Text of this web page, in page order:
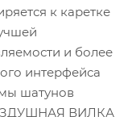
к каретке
и более
интерфейса
шатунов
ВИЛКА